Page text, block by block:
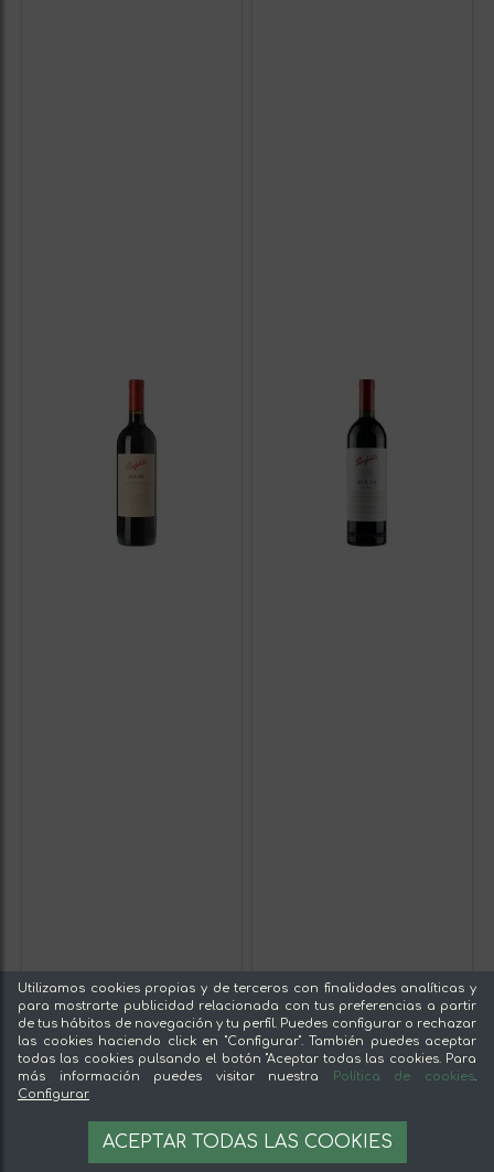
Utilizamos cookies propias y de terceros con finalidades analíticas y
para mostrarte publicidad relacionada con tus preferencias a partir
de tus hábitos de navegación y tu perfil. Puedes configurar o rechazar
las cookies haciendo click en "Configurar". También puedes aceptar
todas las cookies pulsando el botón "Aceptar todas las cookies. Para
más información puedes visitar nuestra
Política de cookies.
Configurar
ACEPTAR TODAS LAS COOKIES